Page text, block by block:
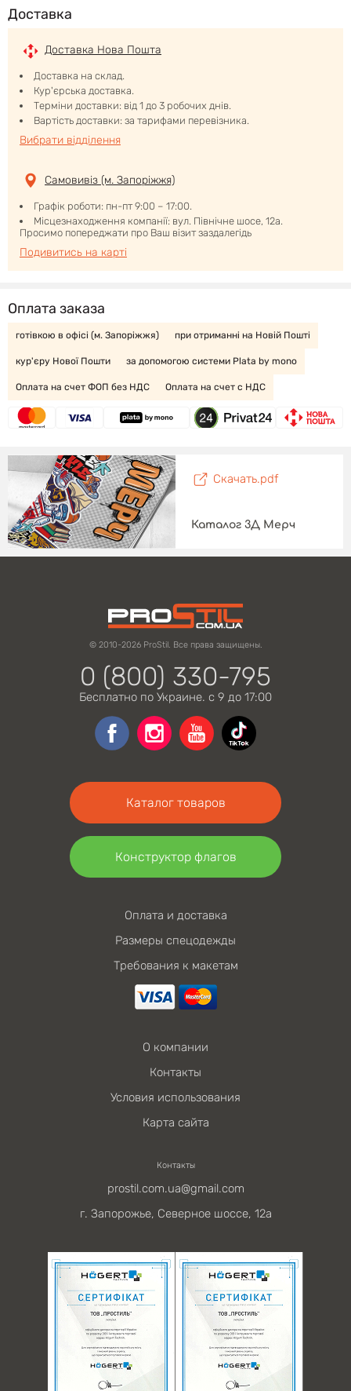
Доставка
Доставка Нова Пошта
Доставка на склад.
Кур'єрська доставка.
Терміни доставки: від 1 до 3 робочих днів.
Вартість доставки: за тарифами перевізника.
Вибрати відділення
Самовивіз (м. Запоріжжя)
Графік роботи: пн-пт 9:00 – 17:00.
Місцезнаходження компанії: вул. Північне шосе, 12а.
Просимо попереджати про Ваш візит заздалегідь
Подивитись на карті
Оплата заказа
готівкою в офісі (м. Запоріжжя) при отриманні на Новій Пошті
кур'єру Нової Пошти за допомогою системи Plata by mono
Оплата на счет ФОП без НДС Оплата на счет с НДС
Скачать.pdf
Каталог 3Д Мерч
© 2010-2026 ProStil. Все права защищены.
0 (800) 330-795
Бесплатно по Украине. с 9 до 17:00
Каталог товаров
Конструктор флагов
Оплата и доставка
Размеры спецодежды
Требования к макетам
О компании
Контакты
Условия использования
Карта сайта
Контакты
prostil.com.ua@gmail.com
г. Запорожье, Северное шоссе, 12а